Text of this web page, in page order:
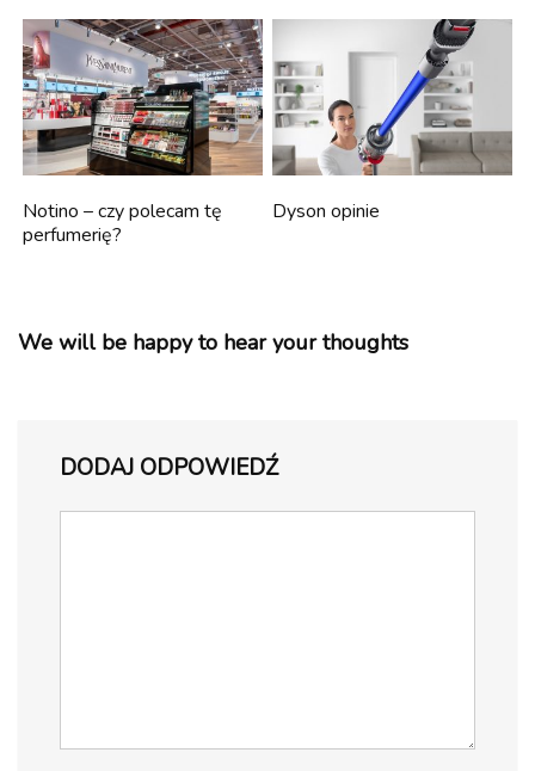
Notino – czy polecam tę
perfumerię?
Dyson opinie
We will be happy to hear your thoughts
DODAJ ODPOWIEDŹ